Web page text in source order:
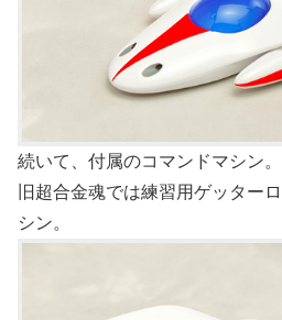
続いて、付属のコマンドマシン。
旧超合金魂では練習用ゲッター
シン。